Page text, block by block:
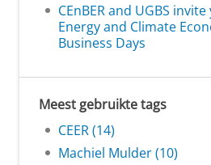
CEnBER and UGBS
Energy and Climate
Business Days
Meest gebruikte tags
CEER (14)
Machiel Mulder (10)